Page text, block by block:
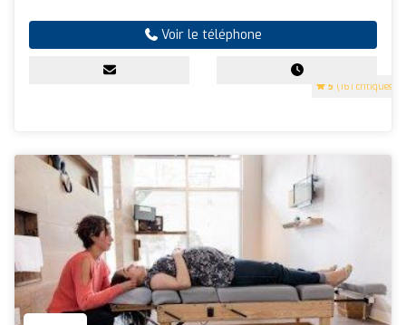
5 (161 critiques)
Voir le téléphone